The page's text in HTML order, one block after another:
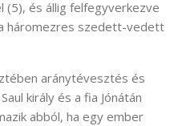
(5), és állig felfegyverkezve
háromezres szedett-vedett
aránytévesztés és
király és a fia Jónátán
abból, ha egy ember